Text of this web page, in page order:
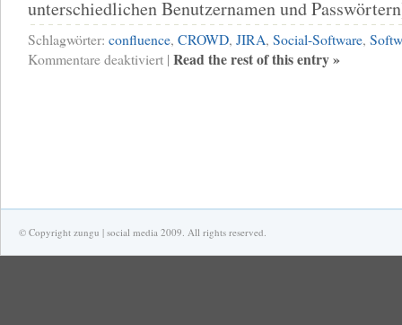
unterschiedlichen Benutzernamen und
Schlagwörter: confluence, CROWD, JIRA, Social-Software,
Kommentare deaktiviert für
Atlassian
| Read the rest of this entry »
© Copyright zungu | social media 2009. All rights reserved.